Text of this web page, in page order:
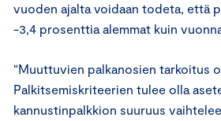
vuoden ajalta voidaan todeta, että
-3,4 prosenttia alemmat kuin
“Muuttuvien palkanosien tarkoitus
Palkitsemiskriteerien tulee olla
kannustinpalkkion suuruus